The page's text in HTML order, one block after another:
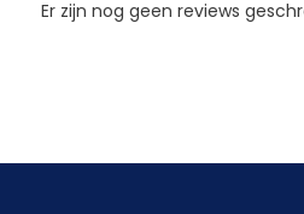
Er zijn nog geen reviews